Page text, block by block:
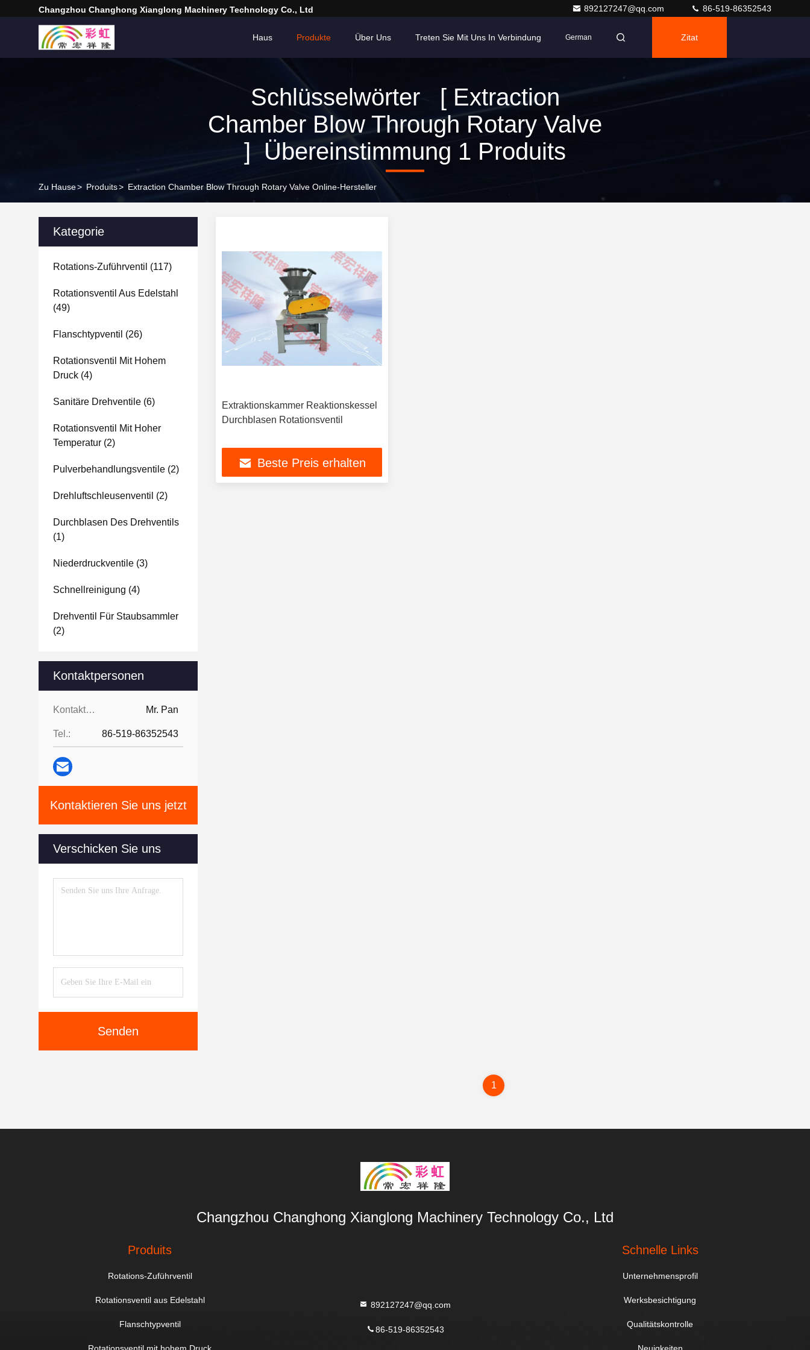
Changzhou Changhong Xianglong Machinery Technology Co., Ltd 892127247@qq.com 86-519-86352543
Haus Produkte Über Uns Treten Sie Mit Uns In Verbindung German Zitat
Schlüsselwörter [ Extraction
Chamber Blow Through Rotary Valve
] Übereinstimmung 1 Produits
Zu Hause> Produits> Extraction Chamber Blow Through Rotary Valve Online-Hersteller
Kategorie
Rotations-Zuführventil (117)
Rotationsventil Aus Edelstahl
(49)
Flanschtypventil (26)
Rotationsventil Mit Hohem
Druck (4)
Sanitäre Drehventile (6)
Rotationsventil Mit Hoher
Temperatur (2)
Pulverbehandlungsventile (2)
Drehluftschleusenventil (2)
Durchblasen Des Drehventils
(1)
Niederdruckventile (3)
Schnellreinigung (4)
Drehventil Für Staubsammler
(2)
Kontaktpersonen
Kontaktpersonen: Mr. Pan
Tel.: 86-519-86352543
Kontaktieren Sie uns jetzt
Verschicken Sie uns
Senden
Extraktionskammer Reaktionskessel
Durchblasen Rotationsventil
Beste Preis erhalten
1
Changzhou Changhong Xianglong Machinery Technology Co., Ltd
Produits
Rotations-Zuführventil
Rotationsventil aus Edelstahl
Flanschtypventil
892127247@qq.com
86-519-86352543
Schnelle Links
Unternehmensprofil
Werksbesichtigung
Qualitätskontrolle